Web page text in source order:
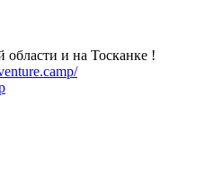
и на Тосканке !